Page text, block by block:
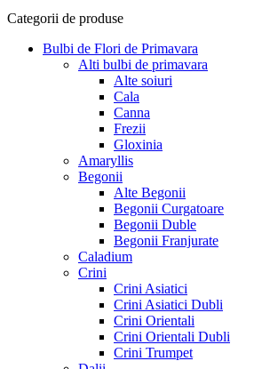
Categorii de produse
Bulbi de Flori de Primavara
Alti bulbi de primavara
Alte soiuri
Cala
Canna
Frezii
Gloxinia
Amaryllis
Begonii
Alte Begonii
Begonii Curgatoare
Begonii Duble
Begonii Franjurate
Caladium
Crini
Crini Asiatici
Crini Asiatici Dubli
Crini Orientali
Crini Orientali Dubli
Crini Trumpet